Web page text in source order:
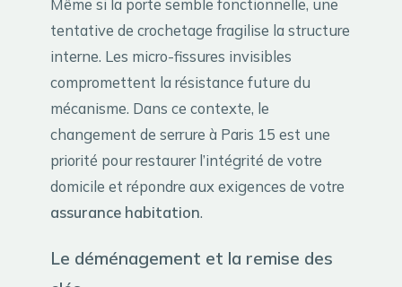
Même si la porte semble fonctionnelle, une
tentative de crochetage fragilise la structure
interne. Les micro-fissures invisibles
compromettent la résistance future du
mécanisme. Dans ce contexte, le
changement de serrure à Paris 15 est une
priorité pour restaurer l’intégrité de votre
domicile et répondre aux exigences de votre
assurance habitation.
Le déménagement et la remise des